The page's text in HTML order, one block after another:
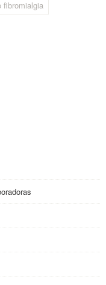
fibromialgia